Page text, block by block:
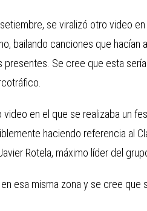
se viralizó otro video
bailando canciones que hacían
Se cree que esta
en el que se realizaba un
haciendo referencia al
Rotela, máximo líder del
esa misma zona y se cree que